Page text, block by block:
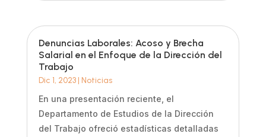
Denuncias Laborales: Acoso y Brecha
Salarial en el Enfoque de la Dirección del
Trabajo
Dic 1, 2023| Noticias
En una presentación reciente, el
Departamento de Estudios de la Dirección
del Trabajo ofreció estadísticas detalladas